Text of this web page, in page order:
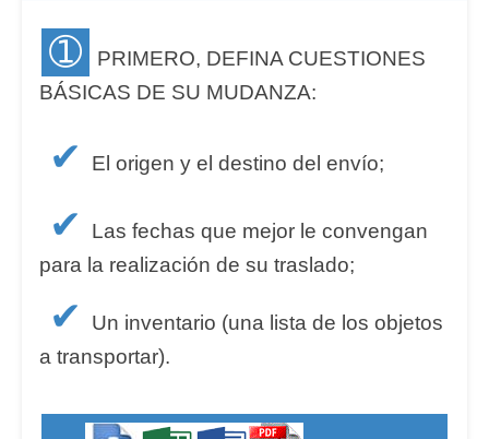
➀
PRIMERO, DEFINA CUESTIONES
BÁSICAS DE SU MUDANZA:
✔ El origen y el destino del envío;
✔
Las fechas que mejor le convengan
para la realización de su traslado;
✔
Un inventario (una lista de los objetos
a transportar).